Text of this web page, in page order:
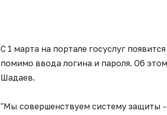
С 1 марта на портале госуслуг
помимо ввода логина и пароля. Об
Шадаев.
"Мы совершенствуем систему защиты